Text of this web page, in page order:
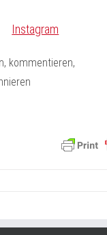
Instagram
kommentieren,